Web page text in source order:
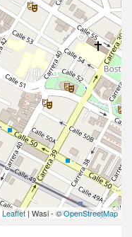
Leaflet| Wasi - ©OpenStreetMap